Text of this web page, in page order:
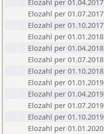
Elozahl per 01.04.2017
Elozahl per 01.07.2017
Elozahl per 01.10.2017
Elozahl per 01.01.2018
Elozahl per 01.04.2018
Elozahl per 01.07.2018
Elozahl per 01.10.2018
Elozahl per 01.01.2019
Elozahl per 01.04.2019
Elozahl per 01.07.2019
Elozahl per 01.10.2019
Elozahl per 01.01.2020